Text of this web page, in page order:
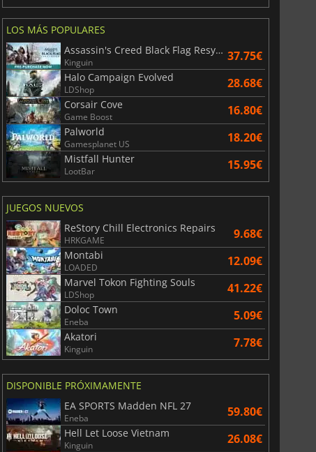
LOS MÁS POPULARES
Assassin's Creed Black Flag Resynced
Kinguin 37.75€
Halo Campaign Evolved
LDShop 28.68€
Corsair Cove
Game Boost 16.80€
Palworld
Gamesplanet US 18.20€
Mistfall Hunter
LootBar 15.95€
JUEGOS NUEVOS
ReStory Chill Electronics Repairs
HRKGAME 9.68€
Montabi
LOADED 12.09€
Marvel Tokon Fighting Souls
LDShop 41.22€
Doloc Town
Eneba 5.09€
Akatori
Kinguin 7.78€
DISPONIBLE PRÓXIMAMENTE
EA SPORTS Madden NFL 27
Eneba 59.80€
Hell Let Loose Vietnam
Kinguin 26.08€